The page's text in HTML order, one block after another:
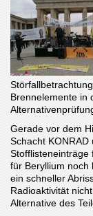
Brennelemente in
Gerade vor dem
Schacht
Stofflisteneinträge
für Beryllium noch
ein schneller
Radioaktivität
Alternative des